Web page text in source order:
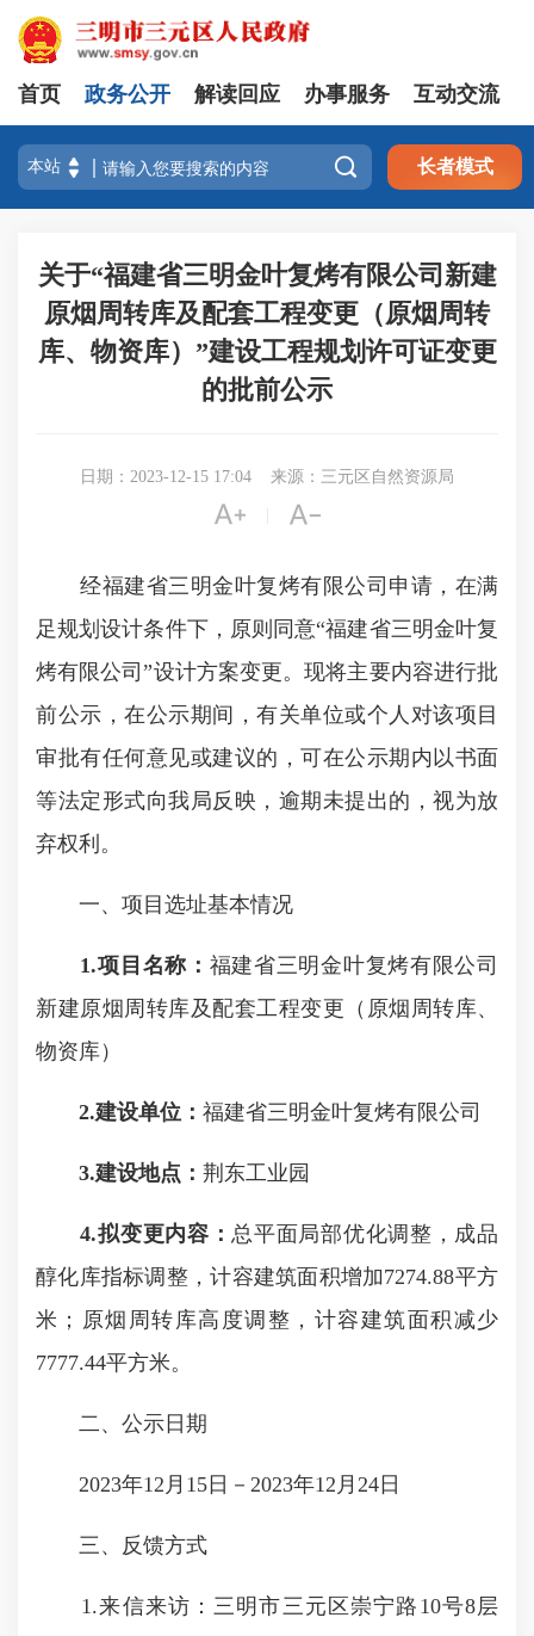
首页 政务公开 解读回应 办事服务 互动交流
 长者模式
关于“福建省三明金叶复烤有限公司新建
原烟周转库及配套工程变更（原烟周转
库、物资库）”建设工程规划许可证变更
的批前公示
日期：2023-12-15 17:04 来源：三元区自然资源局
 
经福建省三明金叶复烤有限公司申请，在满
足规划设计条件下，原则同意“福建省三明金叶复
烤有限公司”设计方案变更。现将主要内容进行批
前公示，在公示期间，有关单位或个人对该项目
审批有任何意见或建议的，可在公示期内以书面
等法定形式向我局反映，逾期未提出的，视为放
弃权利。
一、项目选址基本情况
1.项目名称： 福建省三明金叶复烤有限公司
新建原烟周转库及配套工程变更（原烟周转库、
物资库）
2.建设单位： 福建省三明金叶复烤有限公司
3.建设地点： 荆东工业园
4.拟变更内容：总平面局部优化调整，成品
醇化库指标调整，计容建筑面积增加7274.88平方
米；原烟周转库高度调整，计容建筑面积减少
7777.44平方米。
二、公示日期
2023年12月15日－2023年12月24日
三、反馈方式
1.来信来访：三明市三元区崇宁路10号8层